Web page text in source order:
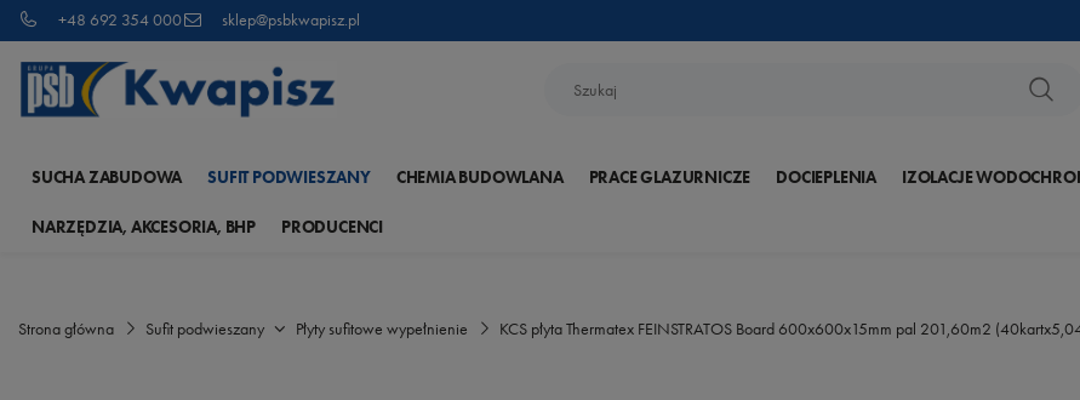
+48 692 354 000 sklep@psbkwapisz.pl
SUCHA ZABUDOWA SUFIT PODWIESZANY CHEMIA BUDOWLANA PRACE GLAZURNICZE DOCIEPLENIA IZOLACJE
NARZĘDZIA, AKCESORIA, BHP PRODUCENCI
Strona główna Sufit podwieszany Płyty sufitowe wypełnienie KCS płyta Thermatex FEINSTRATOS Board 600x600x15mm pal 201,60m2